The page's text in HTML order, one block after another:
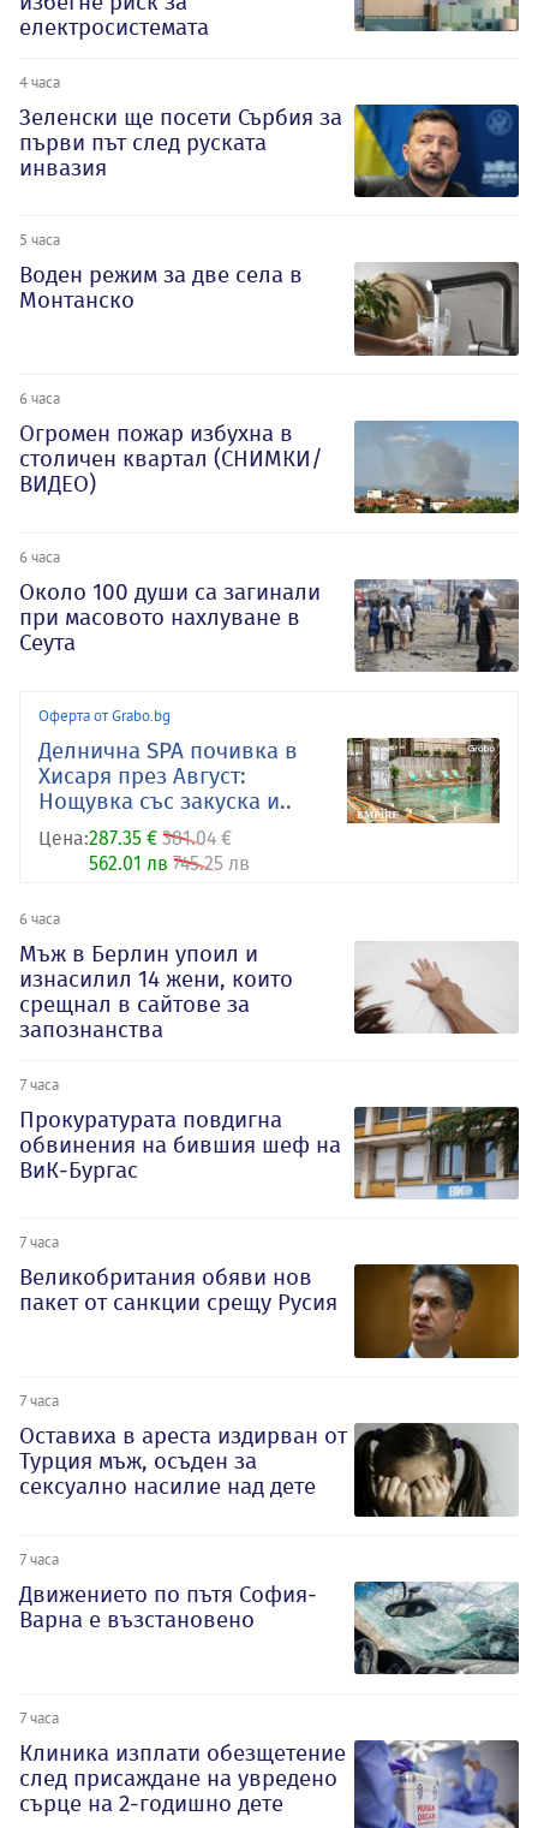
електросистемата
4 часа
Зеленски ще посети Сърбия за
първи път след руската
инвазия
5 часа
Воден режим за две села в
Монтанско
6 часа
Огромен пожар избухна в
столичен квартал (СНИМКИ/
ВИДЕО)
6 часа
Около 100 души са загинали
при масовото нахлуване в
Сеута
Оферта от Grabo.bg
Делнична SPA почивка в
Хисаря през Август:
Нощувка със закуска и..
Цена:287.35 € 381.04 €
562.01 лв 745.25 лв
6 часа
Мъж в Берлин упоил и
изнасилил 14 жени, които
срещнал в сайтове за
запознанства
7 часа
Прокуратурата повдигна
обвинения на бившия шеф на
ВиК-Бургас
7 часа
Великобритания обяви нов
пакет от санкции срещу Русия
7 часа
Оставиха в ареста издирван от
Турция мъж, осъден за
сексуално насилие над дете
7 часа
Движението по пътя София-
Варна е възстановено
7 часа
Клиника изплати обезщетение
след присаждане на увредено
сърце на 2-годишно дете